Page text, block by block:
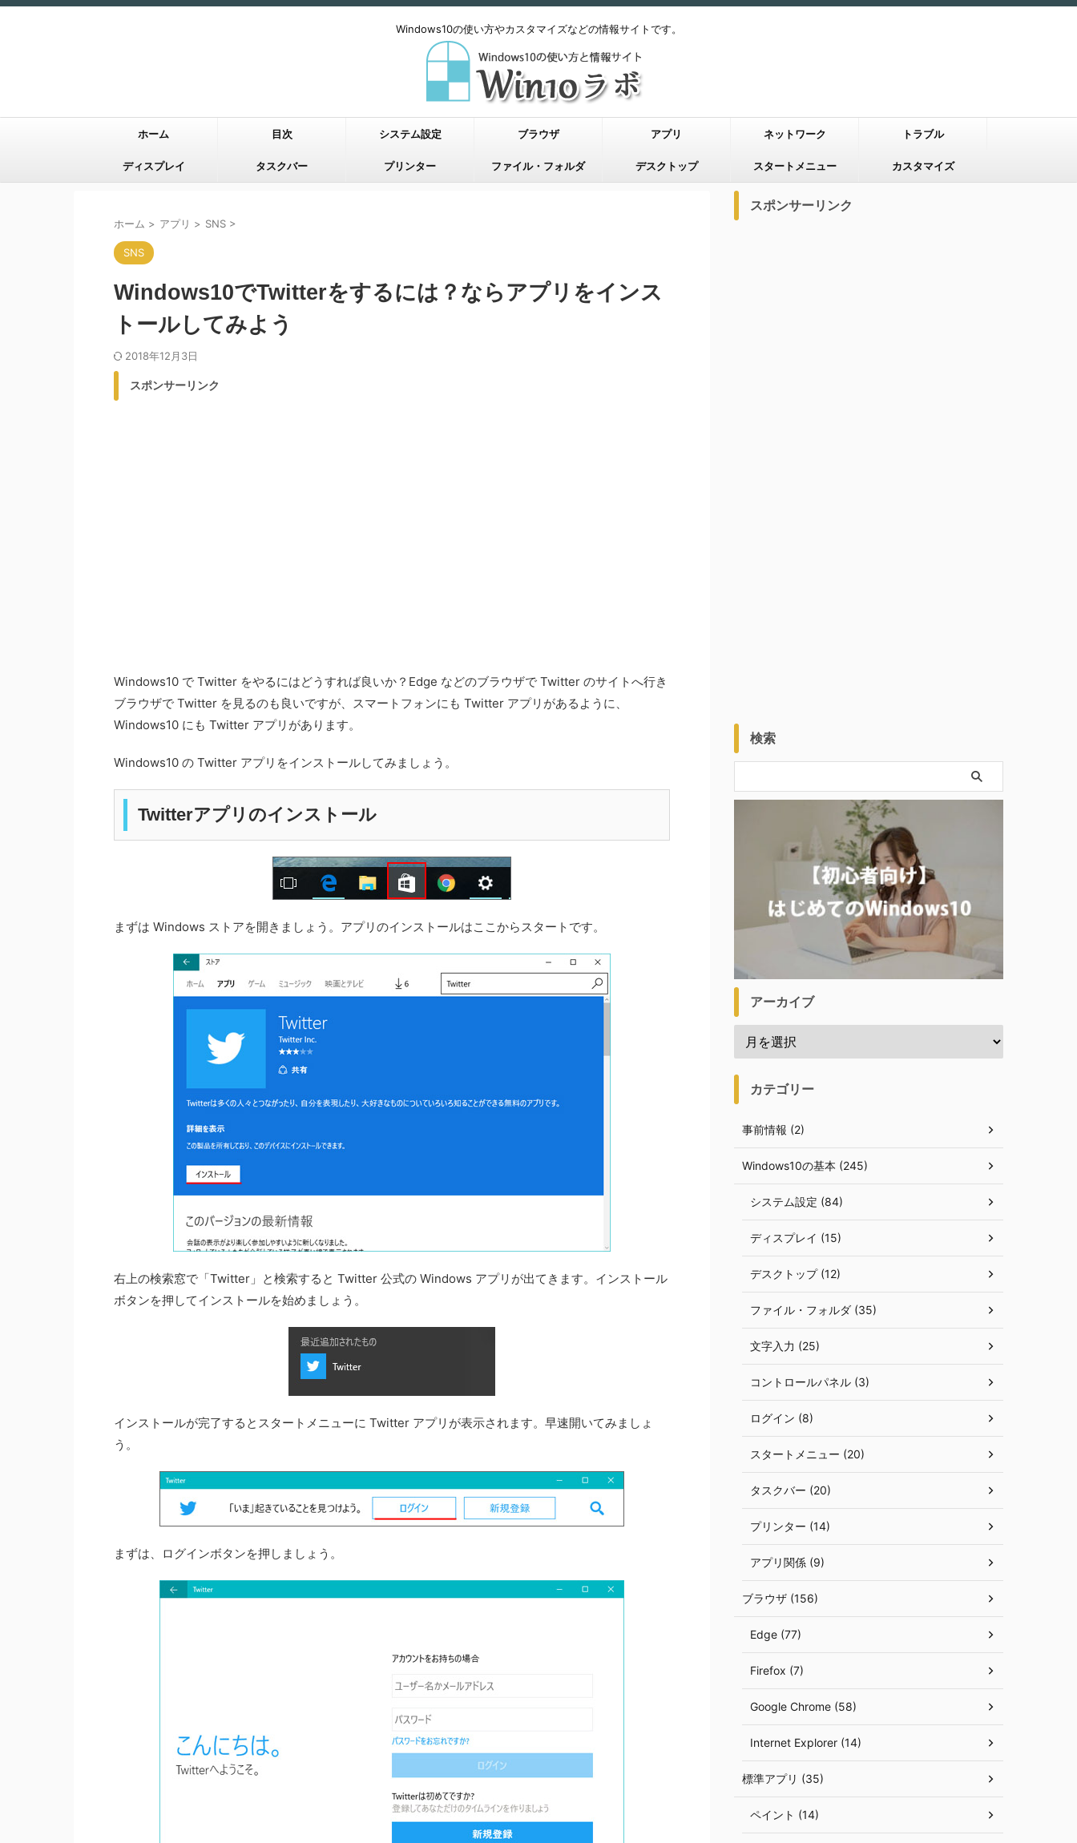
Windows10の使い方やカスタマイズなどの情報サイトです。
ホーム 目次 システム設定 ブラウザ アプリ ネットワーク トラブル
ディスプレイ タスクバー プリンター ファイル・フォルダ デスクトップ スタートメニュー カスタマイズ
ホーム > アプリ > SNS >
SNS
Windows10でTwitterをするには？ならアプリをインス
トールしてみよう
2018年12月3日
スポンサーリンク
Windows10 で Twitter をやるにはどうすれば良いか？Edge などのブラウザで Twitter のサイトへ行き
ブラウザで Twitter を見るのも良いですが、スマートフォンにも Twitter アプリがあるように、
Windows10 にも Twitter アプリがあります。
Windows10 の Twitter アプリをインストールしてみましょう。
Twitterアプリのインストール
まずは Windows ストアを開きましょう。アプリのインストールはここからスタートです。
右上の検索窓で「Twitter」と検索すると Twitter 公式の Windows アプリが出てきます。インストール
ボタンを押してインストールを始めましょう。
インストールが完了するとスタートメニューに Twitter アプリが表示されます。早速開いてみましょ
う。
まずは、ログインボタンを押しましょう。
スポンサーリンク
検索
アーカイブ
カテゴリー
事前情報 (2)
Windows10の基本 (245)
システム設定 (84)
ディスプレイ (15)
デスクトップ (12)
ファイル・フォルダ (35)
文字入力 (25)
コントロールパネル (3)
ログイン (8)
スタートメニュー (20)
タスクバー (20)
プリンター (14)
アプリ関係 (9)
ブラウザ (156)
Edge (77)
Firefox (7)
Google Chrome (58)
Internet Explorer (14)
標準アプリ (35)
ペイント (14)